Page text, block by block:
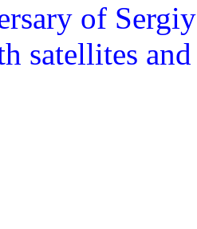
of
satellites